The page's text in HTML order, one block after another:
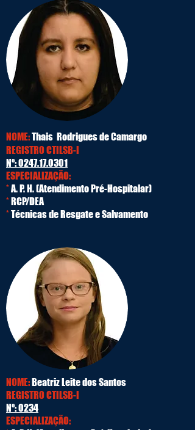
NOME:Thais Rodrigues de Camargo
REGISTRO CTILSB-I
Nº:0247.17.0301
ESPECIALIZAÇÃO:
* A. P. H. (Atendimento Pré-Hospitalar)
* RCP/DEA
* Técnicas de Resgate e Salvamento
NOME:Beatriz Leite dos Santos
REGISTRO CTILSB-I
Nº: 0234
ESPECIALIZAÇÃO: